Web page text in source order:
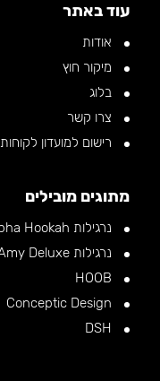
עוד באתר
אודות
מיקור חוץ
בלוג
צרו קשר
רישום למועדון לקוחות
מתוגים מובילים
נרגילות Alpha Hookah
נרגילות Amy Deluxe